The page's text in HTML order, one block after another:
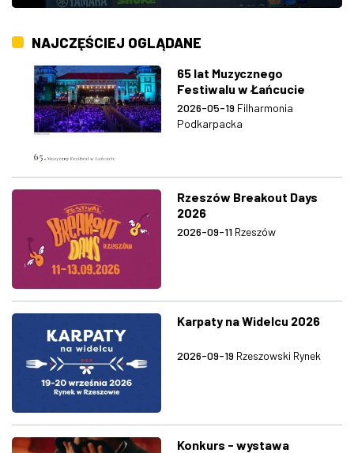
NAJCZĘŚCIEJ OGLĄDANE
65 lat Muzycznego
Festiwalu w Łańcucie
2026-05-19 Filharmonia
Podkarpacka
Rzeszów Breakout Days
2026
2026-09-11 Rzeszów
Karpaty na Widelcu 2026
2026-09-19 Rzeszowski Rynek
Konkurs - wystawa